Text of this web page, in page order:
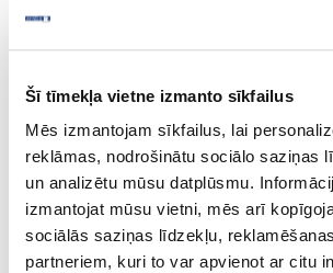
Šī tīmekļa vietne izmanto sīkfailus
Mēs izmantojam sīkfailus, lai
reklāmas, nodrošinātu sociālo saziņas
un analizētu mūsu datplūsmu.
izmantojat mūsu vietni, mēs arī
sociālās saziņas līdzekļu,
partneriem, kuri to var apvienot ar citu
600
20
loksne